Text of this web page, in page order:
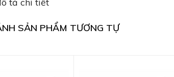
SẢN PHẨM TƯƠNG TỰ